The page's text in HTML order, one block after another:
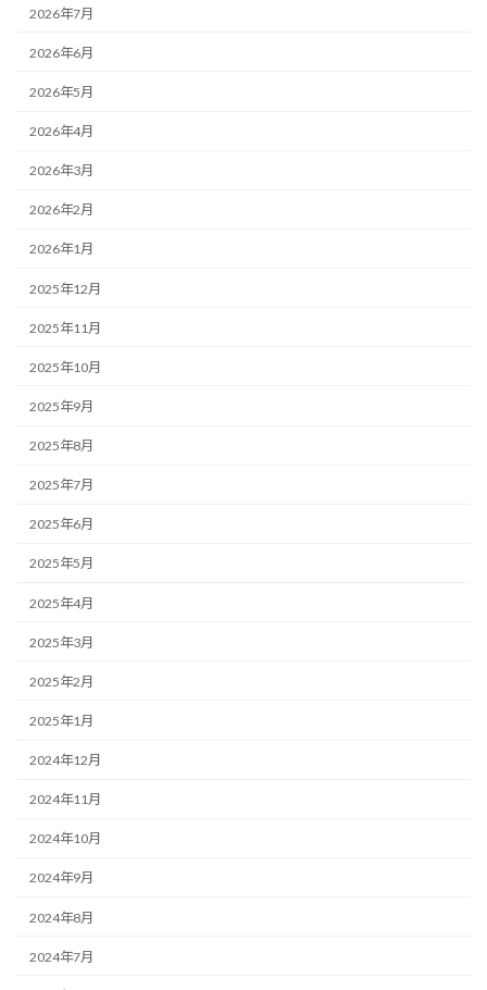
2026年7月
2026年6月
2026年5月
2026年4月
2026年3月
2026年2月
2026年1月
2025年12月
2025年11月
2025年10月
2025年9月
2025年8月
2025年7月
2025年6月
2025年5月
2025年4月
2025年3月
2025年2月
2025年1月
2024年12月
2024年11月
2024年10月
2024年9月
2024年8月
2024年7月